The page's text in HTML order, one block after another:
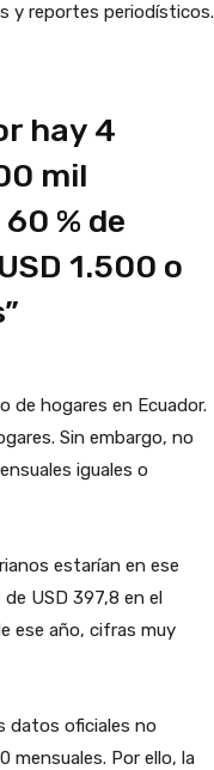
y reportes periodísticos.
hay 4
mil
% de
1.500 o
de hogares en Ecuador.
Sin embargo, no
iguales o
estarían en ese
USD 397,8 en el
ese año, cifras muy
datos oficiales no
mensuales. Por ello, la